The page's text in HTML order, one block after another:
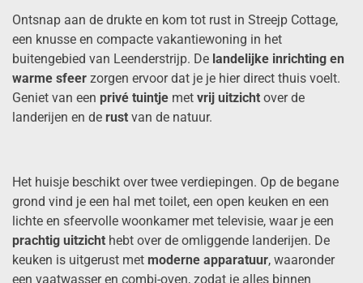
Ontsnap aan de drukte en kom tot rust in Streejp Cottage,
een knusse en compacte vakantiewoning in het
buitengebied van Leenderstrijp. De landelijke inrichting en
warme sfeer zorgen ervoor dat je je hier direct thuis voelt.
Geniet van een privé tuintje met vrij uitzicht over de
landerijen en de rust van de natuur.
Het huisje beschikt over twee verdiepingen. Op de begane
grond vind je een hal met toilet, een open keuken en een
lichte en sfeervolle woonkamer met televisie, waar je een
prachtig uitzicht hebt over de omliggende landerijen. De
keuken is uitgerust met moderne apparatuur, waaronder
een vaatwasser en combi-oven, zodat je alles binnen